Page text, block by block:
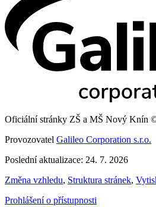
Oficiální stránky ZŠ a MŠ Nový Knín
Provozovatel Galileo Corporation s.r.o.
Poslední aktualizace: 24. 7. 2026
Změna vzhledu, Struktura stránek,
Prohlášení o přístupnosti